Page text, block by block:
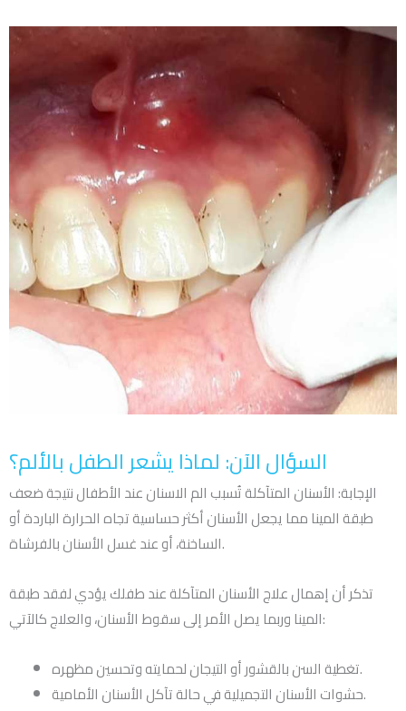
السؤال الآن: لماذا يشعر الطفل بالألم؟
الإجابة: الأسنان المتآكلة تُسبب الم الاسنان عند الأطفال نتيجة ضعف
طبقة المينا مما يجعل الأسنان أكثر حساسية تجاه الحرارة الباردة أو
الساخنة، أو عند غسل الأسنان بالفرشاة.
تذكر أن إهمال علاج الأسنان المتآكلة عند طفلك يؤدي لفقد طبقة
المينا وربما يصل الأمر إلى سقوط الأسنان، والعلاج كالآتي:
تغطية السن بالقشور أو التيجان لحمايته وتحسين مظهره.
حشوات الأسنان التجميلية في حالة تآكل الأسنان الأمامية.